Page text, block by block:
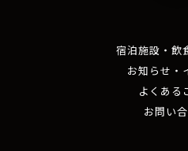
宿泊施設・飲
お知らせ・
よくある
お問い